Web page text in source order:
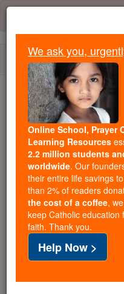
Skip
content
Because of
Students Are
Faith
Because of
Catholic Online
free, faithful
million students
of noise and
souls with truth,
If everyone who
We ask you,
Online School, Prayer
Learning Resources
2.2 million students
worldwide. Our
their entire life savings
than 2% of readers
the cost of a coffee,
keep Catholic education
faith. Thank you.
Help Now >